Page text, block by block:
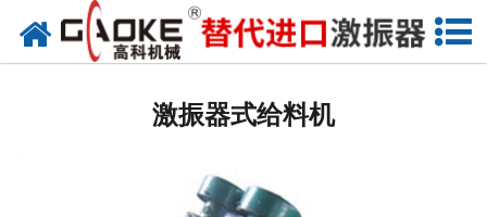
网站首页
给料设备
激振器式给料机